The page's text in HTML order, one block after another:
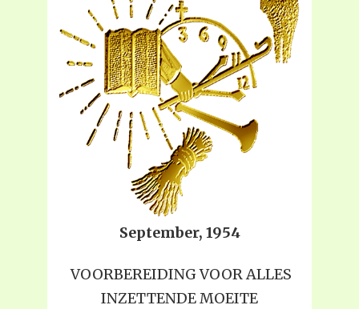
September, 1954
VOORBEREIDING VOOR ALLES
INZETTENDE MOEITE